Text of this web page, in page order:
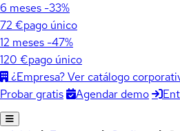
6 meses -33%
72 €pago único
12 meses -47%
120 €pago único
¿Empresa? Ver catálogo
Probar gratis
Agendar demo